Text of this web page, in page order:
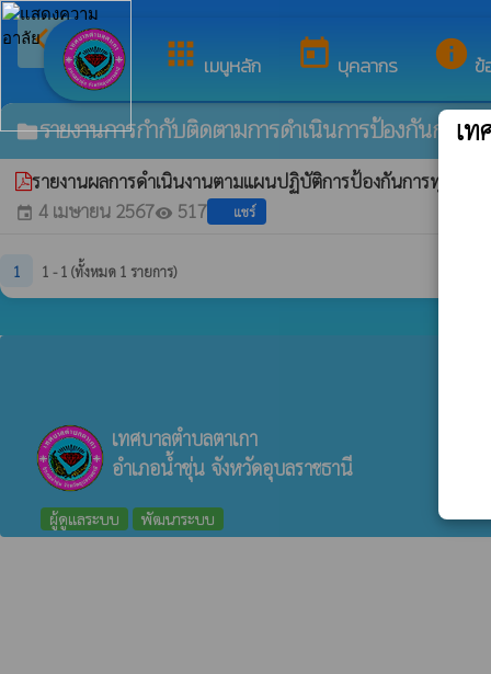
apps เมนูหลัก today บุคลากร info ข้
arrow_back_ios กลับเมนูหลัก ยินดีต้อนรับสู่เว็บไซต์ของ
folderรายงานการกำกับติดตามการดำเนินการป้องกันการ
รายงานผลการดำเนินงานตามแผนปฏิบัติการป้องกันการทุจริต
event 4 เมษายน 2567visibility 517 แชร์
1 1 - 1 (ทั้งหมด 1 รายการ)
เทศบาลตำบลตาเกา
อำเภอน้ำขุ่น จังหวัดอุบลราชธานี
ผู้ดูแลระบบ พัฒนาระบบ
เท